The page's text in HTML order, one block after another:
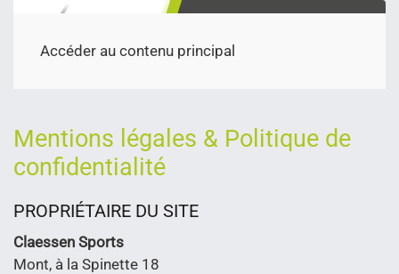
Accéder au contenu principal
Mentions légales & Politique de
confidentialité
PROPRIÉTAIRE DU SITE
Claessen Sports
Mont, à la Spinette 18